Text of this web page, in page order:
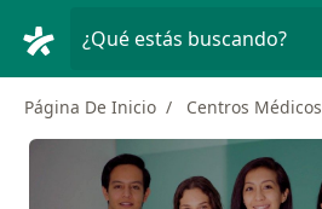
¿Qué estás buscando?
Página De Inicio Centros Médicos